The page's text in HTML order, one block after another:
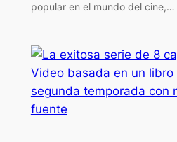
popular en el mundo del cine,…